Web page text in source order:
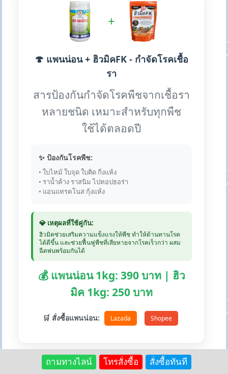
+
🍄 แพนน่อน + ฮิวมิคFK - กำจัดโรคเชื้อ
รา
สารป้องกันกำจัดโรคพืชจากเชื้อรา
หลายชนิด เหมาะสำหรับทุกพืช
ใช้ได้ตลอดปี
✨ ป้องกันโรคพืช:
• ใบไหม้ ใบจุด ใบติด กิ่งแห้ง
• ราน้ำค้าง ราสนิม ไปทอปธอร่า
• แอนแทรคโนส กุ้งแห้ง
💎 เหตุผลที่ใช้คู่กัน:
ฮิวมิคช่วยเสริมความแข็งแรงให้พืช ทำให้ต้านทานโรค
ได้ดีขึ้น และช่วยฟื้นฟูพืชที่เสียหายจากโรคเร็วกว่า ผสม
ฉีดพ่นพร้อมกันได้
💰 แพนน่อน 1kg: 390 บาท | ฮิว
มิค 1kg: 250 บาท
🛒 สั่งซื้อแพนน่อน: Lazada Shopee
ถามทางไลน์ โทรสั่งซื้อ สั่งซื้อทันที